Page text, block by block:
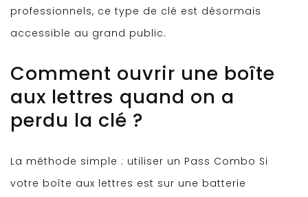
professionnels, ce type de clé est désormais
accessible au grand public.
Comment ouvrir une boîte
aux lettres quand on a
perdu la clé ?
La méthode simple : utiliser un Pass Combo Si
votre boîte aux lettres est sur une batterie